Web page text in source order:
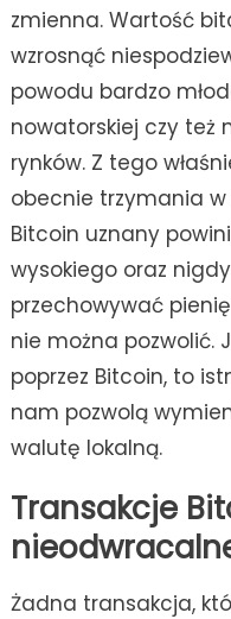
zmienna. Wartość
wzrosnąć
powodu bardzo
nowatorskiej czy też
rynków. Z tego
obecnie trzymania
Bitcoin uznany
wysokiego oraz
przechowywać
nie można pozwolić.
poprzez Bitcoin, to
nam pozwolą
walutę lokalną.
Transakcje
Żadna transakcja,